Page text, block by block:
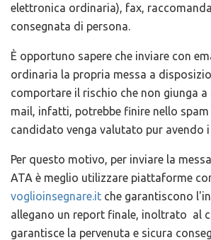
elettronica ordinaria), fax,
consegnata di persona.
È opportuno sapere che inviare con
ordinaria la propria messa a
comportare il rischio che non giunga a
mail, infatti, potrebbe finire nello spam
candidato venga valutato pur avendo
Per questo motivo, per inviare la
ATA è meglio utilizzare piattaforme
voglioinsegnare.it che garantiscono
allegano un report finale, inoltrato al
garantisce la pervenuta e sicura